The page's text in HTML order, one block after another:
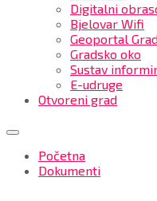
Digitalni
Bjelovar Wifi
Geoportal
Gradsko oko
Sustav
E-udruge
Otvoreni grad
Početna
Dokumenti